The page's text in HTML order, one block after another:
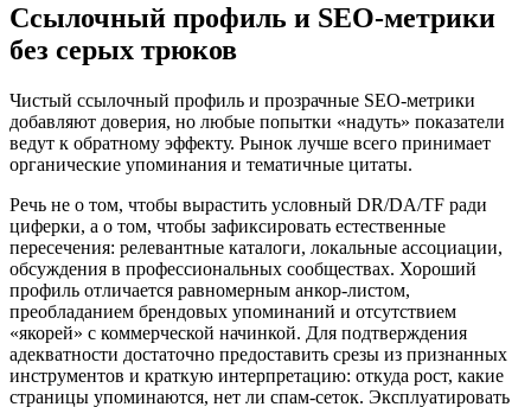
Ссылочный профиль и SEO-метрики
без серых трюков
Чистый ссылочный профиль и прозрачные SEO-метрики
добавляют доверия, но любые попытки «надуть» показатели
ведут к обратному эффекту. Рынок лучше всего принимает
органические упоминания и тематичные цитаты.
Речь не о том, чтобы вырастить условный DR/DA/TF ради
циферки, а о том, чтобы зафиксировать естественные
пересечения: релевантные каталоги, локальные ассоциации,
обсуждения в профессиональных сообществах. Хороший
профиль отличается равномерным анкор-листом,
преобладанием брендовых упоминаний и отсутствием
«якорей» с коммерческой начинкой. Для подтверждения
адекватности достаточно предоставить срезы из признанных
инструментов и краткую интерпретацию: откуда рост, какие
страницы упоминаются, нет ли спам-сеток. Эксплуатировать